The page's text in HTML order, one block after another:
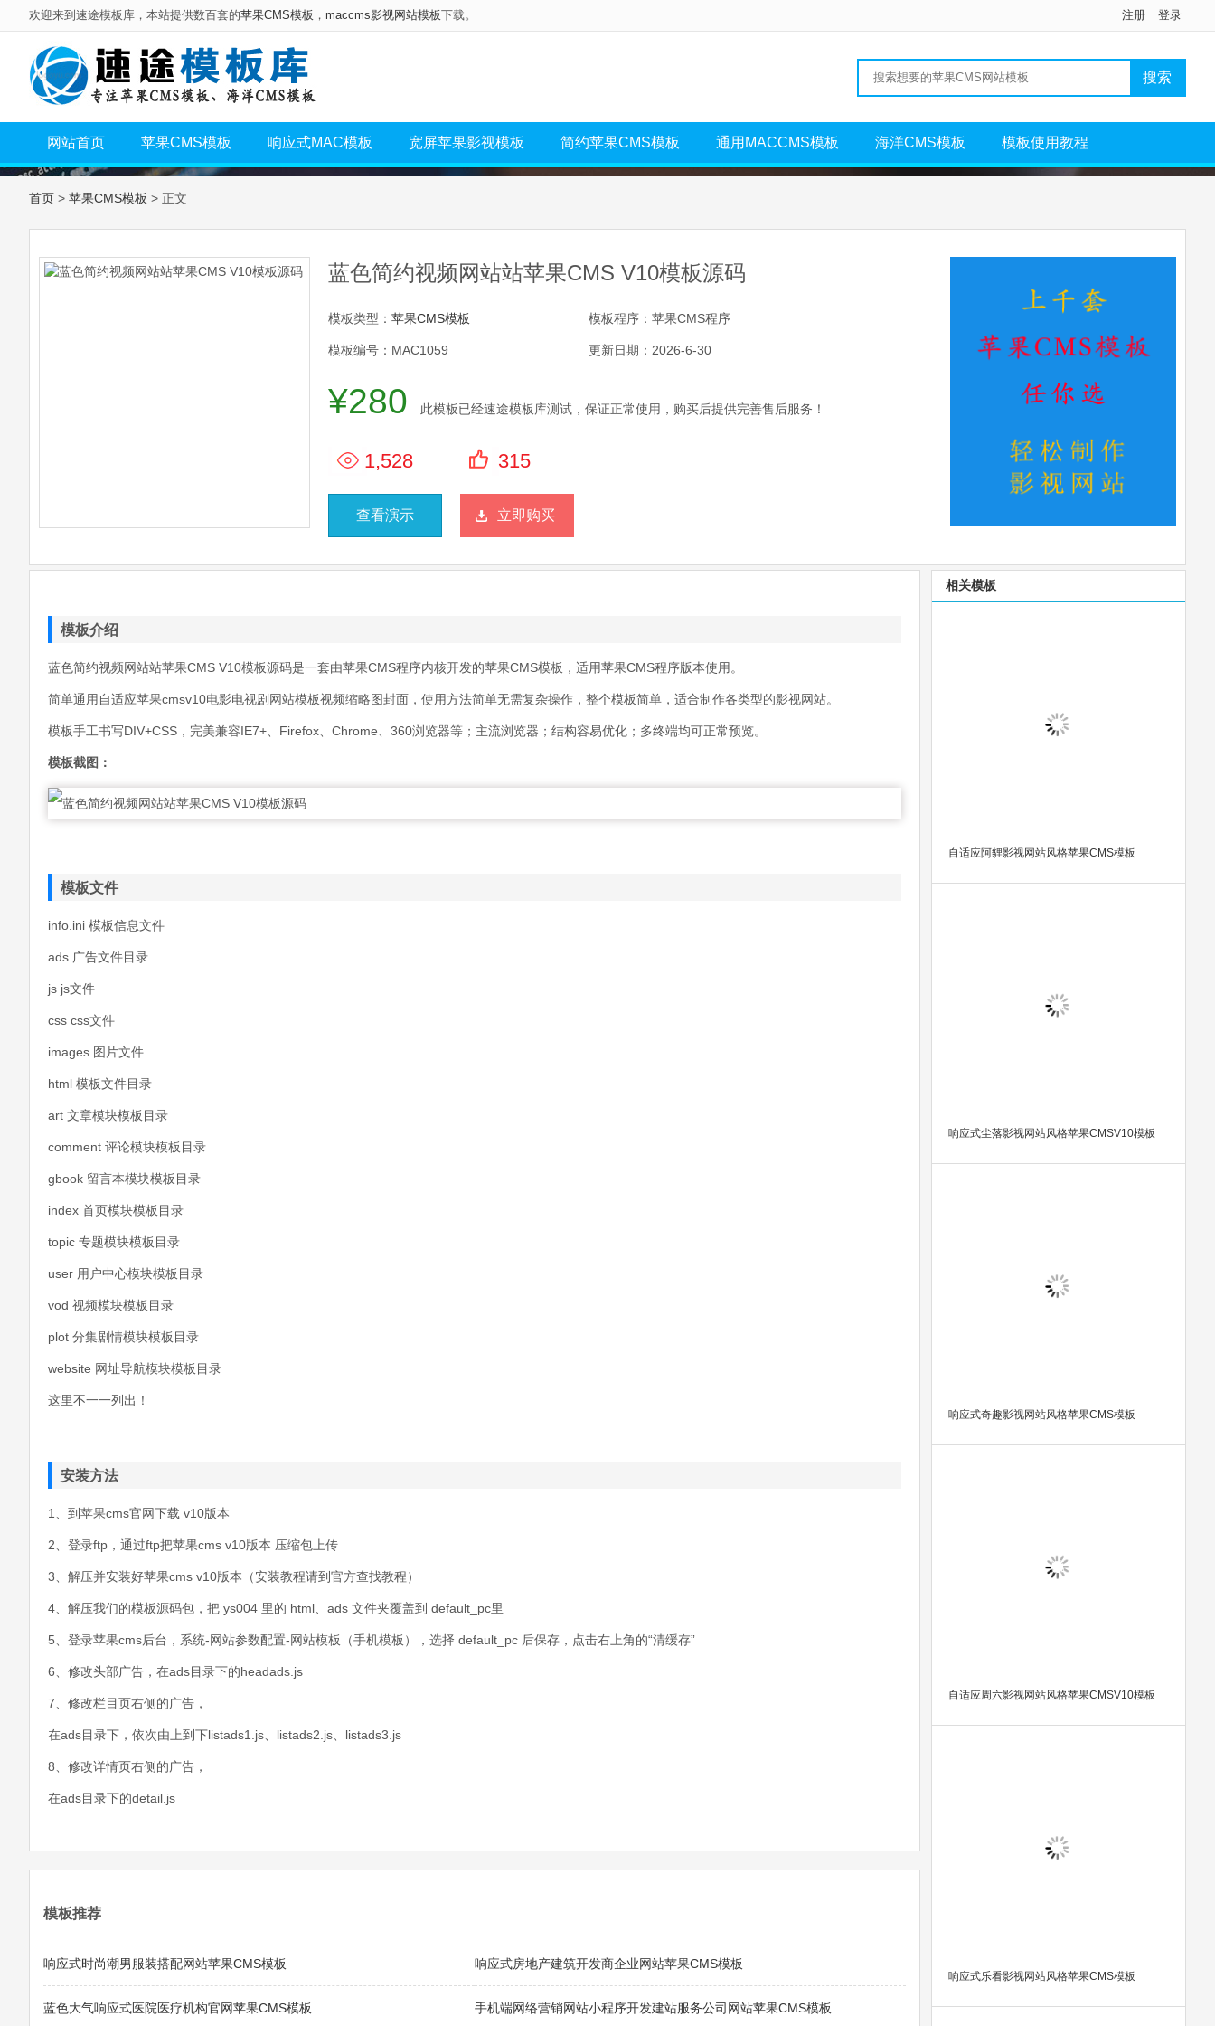
欢迎来到速途模板库，本站提供数百套的苹果CMS模板 ， maccms影视网站模板下载。 注册 登录
网站首页 苹果CMS模板 响应式MAC模板 宽屏苹果影视模板 简约苹果CMS模板 通用MACCMS模板 海洋CMS模板 模板使用教程
首页 > 苹果CMS模板 > 正文
蓝色简约视频网站站苹果CMS V10模板源码
模板类型： 苹果CMS模板 模板程序：苹果CMS程序
模板编号：MAC1059 更新日期：2026-6-30
¥280 此模板已经速途模板库测试，保证正常使用，购买后提供完善售后服务！
1,528 315
查看演示 立即购买
模板介绍
蓝色简约视频网站站苹果CMS V10模板源码是一套由苹果CMS程序内核开发的苹果CMS模板，适用苹果CMS程序版本使用。
简单通用自适应苹果cmsv10电影电视剧网站模板视频缩略图封面，使用方法简单无需复杂操作，整个模板简单，适合制作各类型的影视网站。
模板手工书写DIV+CSS，完美兼容IE7+、Firefox、Chrome、360浏览器等；主流浏览器；结构容易优化；多终端均可正常预览。
模板截图：
模板文件
info.ini 模板信息文件
ads 广告文件目录
js js文件
css css文件
images 图片文件
html 模板文件目录
art 文章模块模板目录
comment 评论模块模板目录
gbook 留言本模块模板目录
index 首页模块模板目录
topic 专题模块模板目录
user 用户中心模块模板目录
vod 视频模块模板目录
plot 分集剧情模块模板目录
website 网址导航模块模板目录
这里不一一列出！
安装方法
1、到苹果cms官网下载 v10版本
2、登录ftp，通过ftp把苹果cms v10版本 压缩包上传
3、解压并安装好苹果cms v10版本（安装教程请到官方查找教程）
4、解压我们的模板源码包，把 ys004 里的 html、ads 文件夹覆盖到 default_pc里
5、登录苹果cms后台，系统-网站参数配置-网站模板（手机模板），选择 default_pc 后保存，点击右上角的“清缓存”
6、修改头部广告，在ads目录下的headads.js
7、修改栏目页右侧的广告，
在ads目录下，依次由上到下listads1.js、listads2.js、listads3.js
8、修改详情页右侧的广告，
在ads目录下的detail.js
模板推荐
响应式时尚潮男服装搭配网站苹果CMS模板 响应式房地产建筑开发商企业网站苹果CMS模板
蓝色大气响应式医院医疗机构官网苹果CMS模板 手机端网络营销网站小程序开发建站服务公司网站苹果CMS模板
相关模板
自适应阿貍影视网站风格苹果CMS模板
响应式尘落影视网站风格苹果CMSV10模板
响应式奇趣影视网站风格苹果CMS模板
自适应周六影视网站风格苹果CMSV10模板
响应式乐看影视网站风格苹果CMS模板